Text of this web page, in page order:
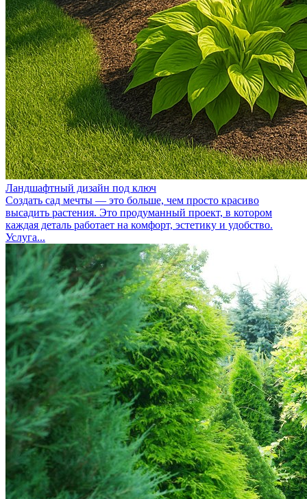
Ландшафтный дизайн под ключ
Создать сад мечты — это больше, чем просто красиво
высадить растения. Это продуманный проект, в котором
каждая деталь работает на комфорт, эстетику и удобство.
Услуга...